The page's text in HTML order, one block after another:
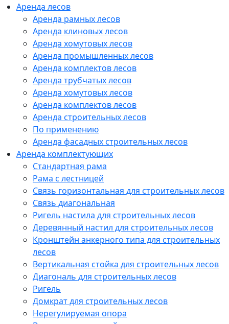
Аренда лесов
Аренда рамных лесов
Аренда клиновых лесов
Аренда хомутовых лесов
Аренда промышленных лесов
Аренда комплектов лесов
Аренда трубчатых лесов
Аренда хомутовых лесов
Аренда комплектов лесов
Аренда строительных лесов
По применению
Аренда фасадных строительных лесов
Аренда комплектующих
Стандартная рама
Рама с лестницей
Связь горизонтальная для строительных лесов
Связь диагональная
Ригель настила для строительных лесов
Деревянный настил для строительных лесов
Кронштейн анкерного типа для строительных
лесов
Вертикальная стойка для строительных лесов
Диагональ для строительных лесов
Ригель
Домкрат для строительных лесов
Нерегулируемая опора